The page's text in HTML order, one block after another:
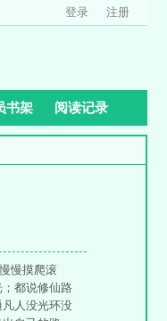
登录 注册
书架 阅读记录
慢摸爬滚
都说修仙路
人没光环没